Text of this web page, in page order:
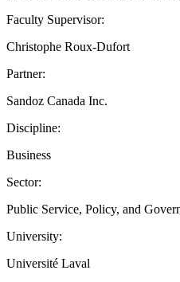
Faculty Supervisor:
Christophe Roux-Dufort
Partner:
Sandoz Canada Inc.
Discipline:
Business
Sector:
Public Service, Policy, and
University:
Université Laval